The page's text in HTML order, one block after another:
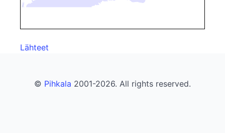
Lähteet
© Pihkala 2001-2026. All rights reserved.